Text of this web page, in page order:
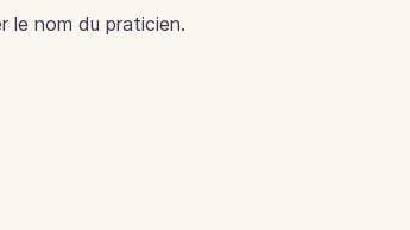
le nom du praticien.